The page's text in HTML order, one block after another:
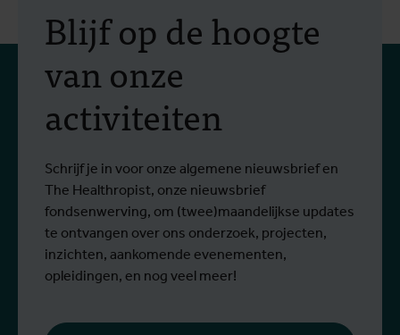
Blijf op de hoogte
van onze
activiteiten
Schrijf je in voor onze algemene nieuwsbrief en
The Healthropist, onze nieuwsbrief
fondsenwerving, om (twee)maandelijkse updates
te ontvangen over ons onderzoek, projecten,
inzichten, aankomende evenementen,
opleidingen, en nog veel meer!